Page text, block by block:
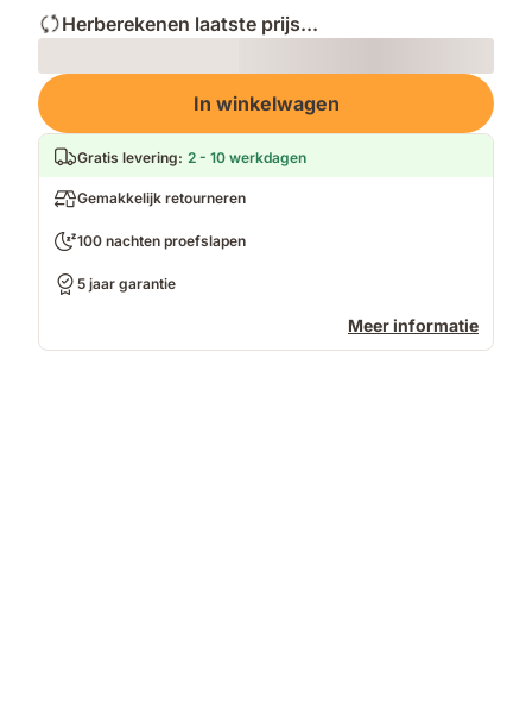
Herberekenen laatste prijs...
Loading
In winkelwagen
Gratis levering: 2 - 10 werkdagen
Gemakkelijk retourneren
100 nachten proefslapen
5 jaar garantie
Meer informatie